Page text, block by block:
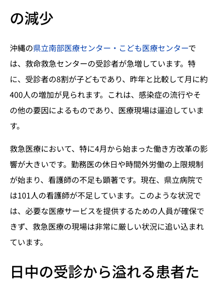
の減少
沖縄の県立南部医療センター・こども医療センターで
は、救命救急センターの受診者が急増しています。特
に、受診者の8割が子どもであり、昨年と比較して月に約
400人の増加が見られます。これは、感染症の流行やそ
の他の要因によるものであり、医療現場は逼迫していま
す。
救急医療において、特に4月から始まった働き方改革の影
響が大きいです。勤務医の休日や時間外労働の上限規制
が始まり、看護師の不足も顕著です。現在、県立病院で
は101人の看護師が不足しています。このような状況で
は、必要な医療サービスを提供するための人員が確保で
きず、救急医療の現場は非常に厳しい状況に追い込まれ
ています。
日中の受診から溢れる患者た